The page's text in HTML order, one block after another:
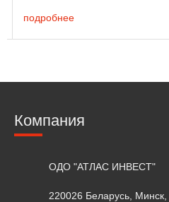
подробнее
Компания
ОДО "АТЛАС ИНВЕСТ"
220026 Беларусь, Минск,